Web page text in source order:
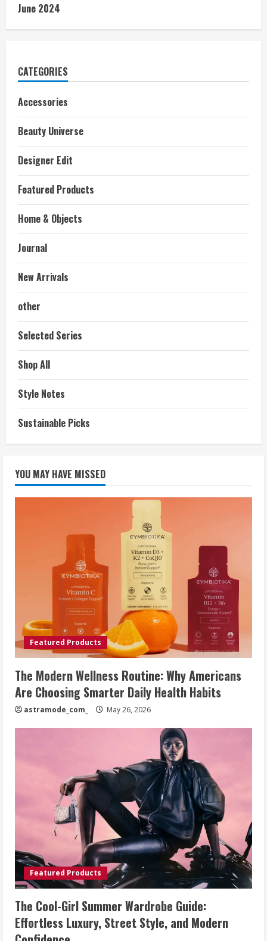
June 2024
CATEGORIES
Accessories
Beauty Universe
Designer Edit
Featured Products
Home & Objects
Journal
New Arrivals
other
Selected Series
Shop All
Style Notes
Sustainable Picks
YOU MAY HAVE MISSED
Featured Products
The Modern Wellness Routine: Why Americans
Are Choosing Smarter Daily Health Habits
astramode_com_ May 26, 2026
Featured Products
The Cool-Girl Summer Wardrobe Guide:
Effortless Luxury, Street Style, and Modern